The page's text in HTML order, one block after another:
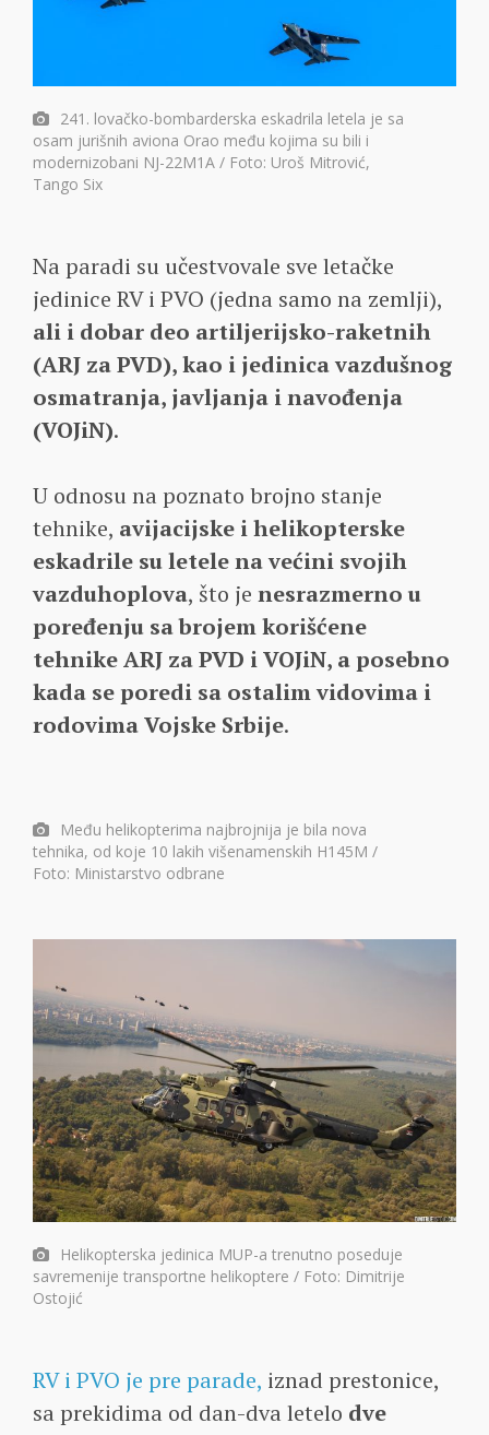
241. lovačko-bombarderska eskadrila letela je sa
osam jurišnih aviona Orao među kojima su bili i
modernizobani NJ-22M1A / Foto: Uroš Mitrović,
Tango Six
Na paradi su učestvovale sve letačke
jedinice RV i PVO (jedna samo na zemlji),
ali i dobar deo artiljerijsko-raketnih
(ARJ za PVD), kao i jedinica vazdušnog
osmatranja, javljanja i navođenja
(VOJiN).
U odnosu na poznato brojno stanje
tehnike, avijacijske i helikopterske
eskadrile su letele na većini svojih
vazduhoplova, što je nesrazmerno u
poređenju sa brojem korišćene
tehnike ARJ za PVD i VOJiN, a posebno
kada se poredi sa ostalim vidovima i
rodovima Vojske Srbije.
Među helikopterima najbrojnija je bila nova
tehnika, od koje 10 lakih višenamenskih H145M /
Foto: Ministarstvo odbrane
Helikopterska jedinica MUP-a trenutno poseduje
savremenije transportne helikoptere / Foto: Dimitrije
Ostojić
RV i PVO je pre parade, iznad prestonice,
sa prekidima od dan-dva letelo dve